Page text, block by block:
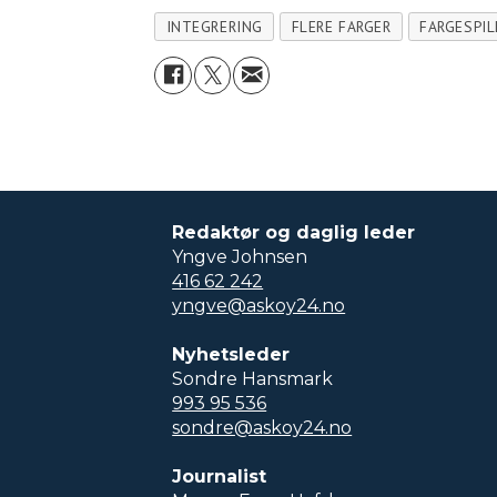
INTEGRERING FLERE FARGER
Redaktør og daglig leder
Yngve Johnsen
416 62 242
yngve@askoy24.no
Nyhetsleder
Sondre Hansmark
993 95 536
sondre@askoy24.no
Journalist